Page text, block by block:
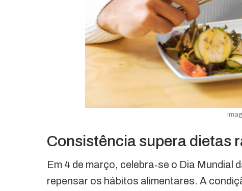
Consistência supera dietas
Em 4 de março, celebra‑se o Dia
repensar os hábitos alimentares. A